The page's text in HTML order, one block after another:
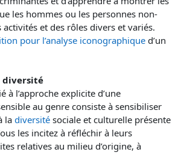
les hommes ou les personnes non-
activités et des rôles divers et variés.
pour l’analyse iconographique d’un
diversité
à l’approche explicite d’une
au genre consiste à sensibiliser
la diversité sociale et culturelle présente
les incitez à réfléchir à leurs
relatives au milieu d’origine, à